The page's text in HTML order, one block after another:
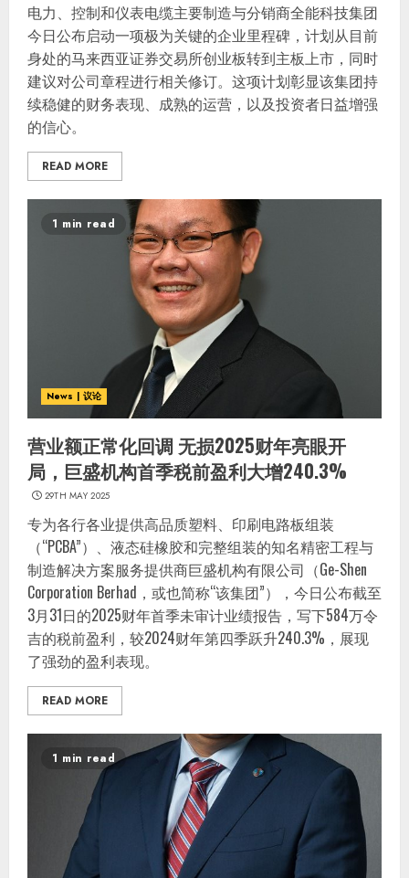
电力、控制和仪表电缆主要制造与分销商全能科技集团
今日公布启动一项极为关键的企业里程碑，计划从目前
身处的马来西亚证券交易所创业板转到主板上市，同时
建议对公司章程进行相关修订。这项计划彰显该集团持
续稳健的财务表现、成熟的运营，以及投资者日益增强
的信心。
READ MORE
1 min read
News | 议论
营业额正常化回调 无损2025财年亮眼开
局，巨盛机构首季税前盈利大增240.3%
29TH MAY 2025
专为各行各业提供高品质塑料、印刷电路板组装
（“PCBA”）、液态硅橡胶和完整组装的知名精密工程与
制造解决方案服务提供商巨盛机构有限公司（Ge-Shen
Corporation Berhad，或也简称“该集团”），今日公布截至
3月31日的2025财年首季未审计业绩报告，写下584万令
吉的税前盈利，较2024财年第四季跃升240.3%，展现
了强劲的盈利表现。
READ MORE
1 min read